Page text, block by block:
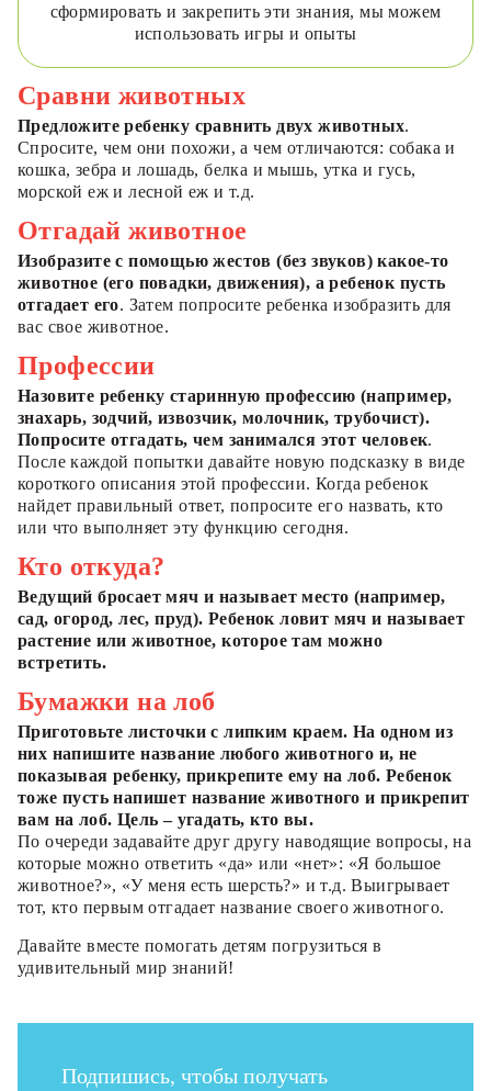
сформировать и закрепить эти знания, мы можем
использовать игры и опыты
Сравни животных
Предложите ребенку сравнить двух животных.
Спросите, чем они похожи, а чем отличаются: собака и
кошка, зебра и лошадь, белка и мышь, утка и гусь,
морской еж и лесной еж и т.д.
Отгадай животное
Изобразите с помощью жестов (без звуков) какое-то
животное (его повадки, движения), а ребенок пусть
отгадает его. Затем попросите ребенка изобразить для
вас свое животное.
Профессии
Назовите ребенку старинную профессию (например,
знахарь, зодчий, извозчик, молочник, трубочист).
Попросите отгадать, чем занимался этот человек.
После каждой попытки давайте новую подсказку в виде
короткого описания этой профессии. Когда ребенок
найдет правильный ответ, попросите его назвать, кто
или что выполняет эту функцию сегодня.
Кто откуда?
Ведущий бросает мяч и называет место (например,
сад, огород, лес, пруд). Ребенок ловит мяч и называет
растение или животное, которое там можно
встретить.
Бумажки на лоб
Приготовьте листочки с липким краем. На одном из
них напишите название любого животного и, не
показывая ребенку, прикрепите ему на лоб. Ребенок
тоже пусть напишет название животного и прикрепит
вам на лоб. Цель – угадать, кто вы.
По очереди задавайте друг другу наводящие вопросы, на
которые можно ответить «да» или «нет»: «Я большое
животное?», «У меня есть шерсть?» и т.д. Выигрывает
тот, кто первым отгадает название своего животного.
Давайте вместе помогать детям погрузиться в
удивительный мир знаний!
Подпишись, чтобы получать